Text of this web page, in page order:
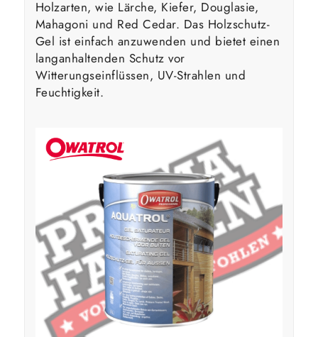
Holzarten, wie Lärche, Kiefer, Douglasie,
Mahagoni und Red Cedar. Das Holzschutz-
Gel ist einfach anzuwenden und bietet einen
langanhaltenden Schutz vor
Witterungseinflüssen, UV-Strahlen und
Feuchtigkeit.